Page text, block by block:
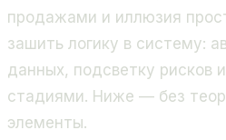
продажами и иллюзия
зашить логику в систему:
данных, подсветку рисков
стадиями. Ниже — без
элементы.